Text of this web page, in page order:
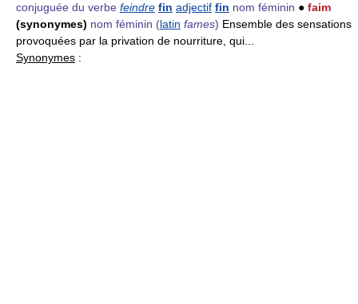
conjuguée du verbe feindre fin adjectif fin nom féminin ● faim
(synonymes) nom féminin (latin fames) Ensemble des sensations
provoquées par la privation de nourriture, qui...
Synonymes :